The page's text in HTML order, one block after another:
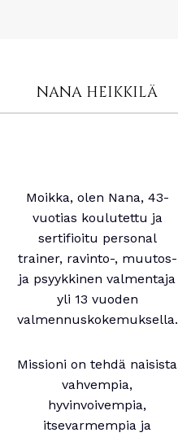
NANA HEIKKILÄ
Moikka, olen Nana, 43-
vuotias koulutettu ja
sertifioitu personal
trainer, ravinto-, muutos-
ja psyykkinen valmentaja
yli 13 vuoden
valmennuskokemuksella.
Missioni on tehdä naisista
vahvempia,
hyvinvoivempia,
itsevarmempia ja